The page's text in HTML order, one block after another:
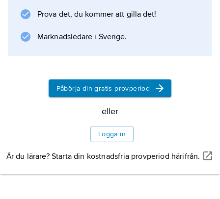
Prova det, du kommer att gilla det!
Marknadsledare i Sverige.
Påbörja din gratis provperiod
eller
Logga in
Är du lärare? Starta din kostnadsfria provperiod härifrån.